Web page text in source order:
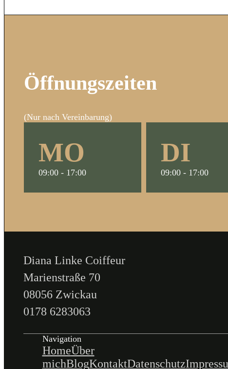
Öffnungszeiten
(Nur nach Vereinbarung)
MO
09:00 - 17:00
DI
09:00 - 17:00
Diana Linke Coiffeur
Marienstraße 70
08056 Zwickau
0178 6283063
Navigation
HomeÜber
michBlogKontaktDatenschutz